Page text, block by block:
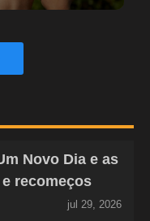
Novo Dia e as
recomeços
jul 29, 2026